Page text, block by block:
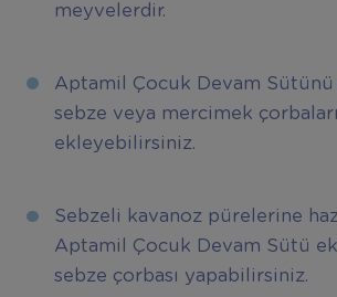
meyvelerdir.
Aptamil Çocuk Devam
sebze veya mercimek
ekleyebilirsiniz.
Sebzeli kavanoz pürelerine
Aptamil Çocuk Devam Sütü
sebze çorbası yapabilirsiniz.